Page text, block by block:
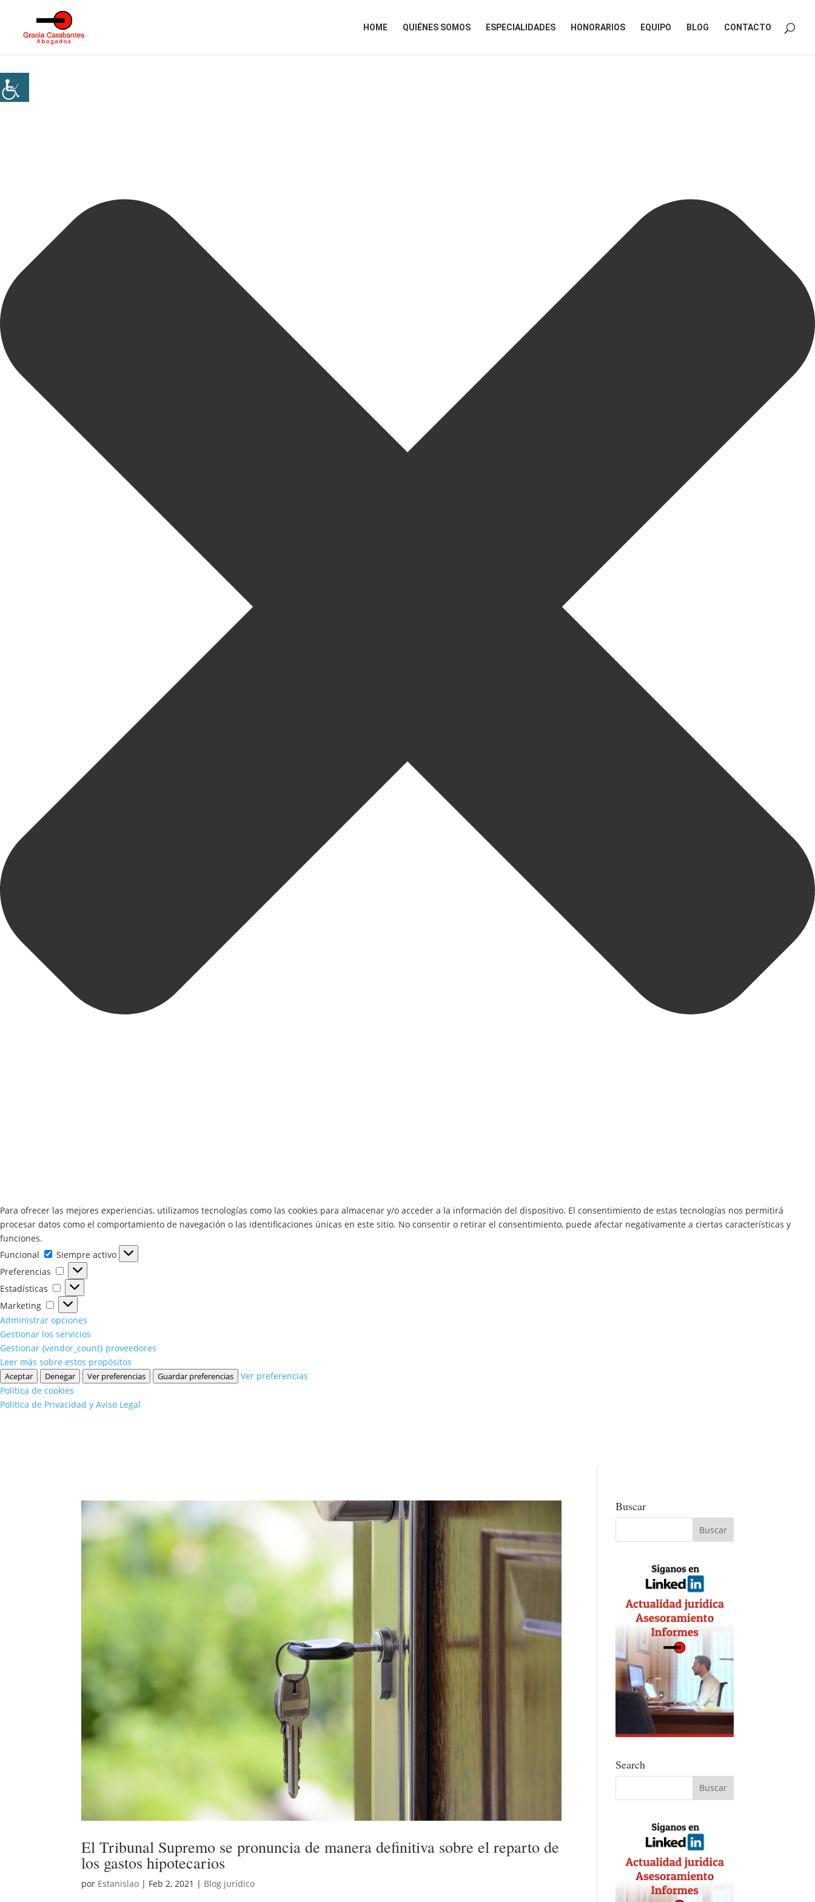
Para ofrecer las mejores experiencias, utilizamos tecnologías como las cookies para almacenar y/o acceder a la información del dispositivo. El consentimiento de estas tecnologías nos permitirá
procesar datos como el comportamiento de navegación o las identificaciones únicas en este sitio. No consentir o retirar el consentimiento, puede afectar negativamente a ciertas características y
funciones.
Funcional
Funcional
Siempre activo
Preferencias
Preferencias
Estadísticas
Estadísticas
Marketing
Marketing
Administrar opciones
Gestionar los servicios
Gestionar {vendor_count} proveedores
Leer más sobre estos propósitos
Aceptar Denegar Ver preferencias Guardar preferencias
Ver preferencias
Política de cookies
Política de Privacidad y Aviso Legal
HOME QUIÉNES SOMOS ESPECIALIDADES HONORARIOS EQUIPO BLOG CONTACTO
El Tribunal Supremo se pronuncia de manera definitiva sobre el reparto de
los gastos hipotecarios
por Estanislao | Feb 2, 2021 | Blog jurídico
Buscar
Search